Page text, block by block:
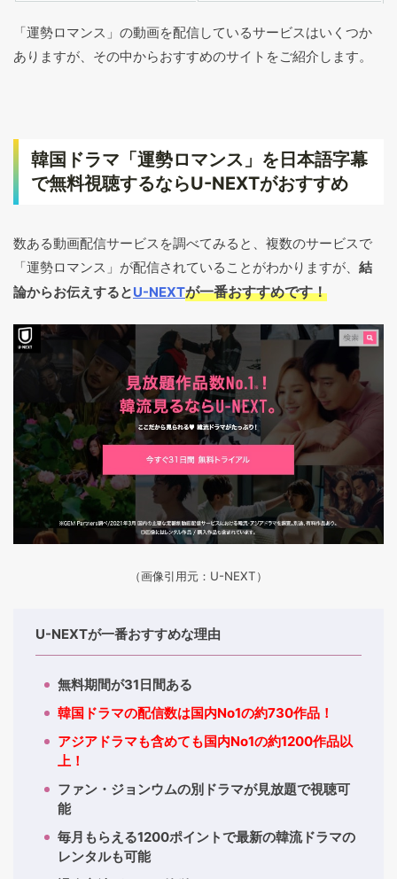
「運勢ロマンス」の動画を配信しているサービスはいくつか
ありますが、その中からおすすめのサイトをご紹介します。
韓国ドラマ「運勢ロマンス」を日本語字幕
で無料視聴するならU-NEXTがおすすめ
数ある動画配信サービスを調べてみると、複数のサービスで
「運勢ロマンス」が配信されていることがわかりますが、 結
論からお伝えするとU-NEXTが一番おすすめです！
（画像引用元：U-NEXT）
U-NEXTが一番おすすめな理由
無料期間が31日間ある
韓国ドラマの配信数は国内No1の約730作品！
アジアドラマも含めても国内No1の約1200作品以
上！
ファン・ジョンウムの別ドラマが見放題で視聴可
能
毎月もらえる1200ポイントで最新の韓流ドラマの
レンタルも可能